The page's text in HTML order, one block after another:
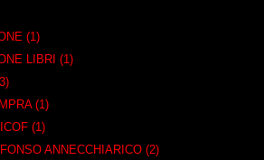
(1)
LIBRI (1)
(1)
(1)
ANNECCHIARICO (2)